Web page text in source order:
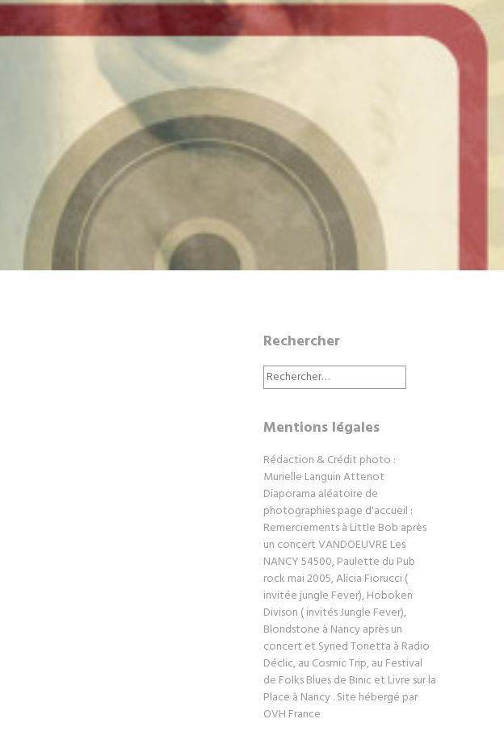
Rechercher
Rechercher :
Mentions légales
Rédaction & Crédit photo :
Murielle Languin Attenot
Diaporama aléatoire de
photographies page d'accueil :
Remerciements à Little Bob après
un concert VANDOEUVRE Les
NANCY 54500, Paulette du Pub
rock mai 2005, Alicia Fiorucci (
invitée jungle Fever), Hoboken
Divison ( invités Jungle Fever),
Blondstone à Nancy après un
concert et Syned Tonetta à Radio
Déclic, au Cosmic Trip, au Festival
de Folks Blues de Binic et Livre sur la
Place à Nancy . Site hébergé par
OVH France